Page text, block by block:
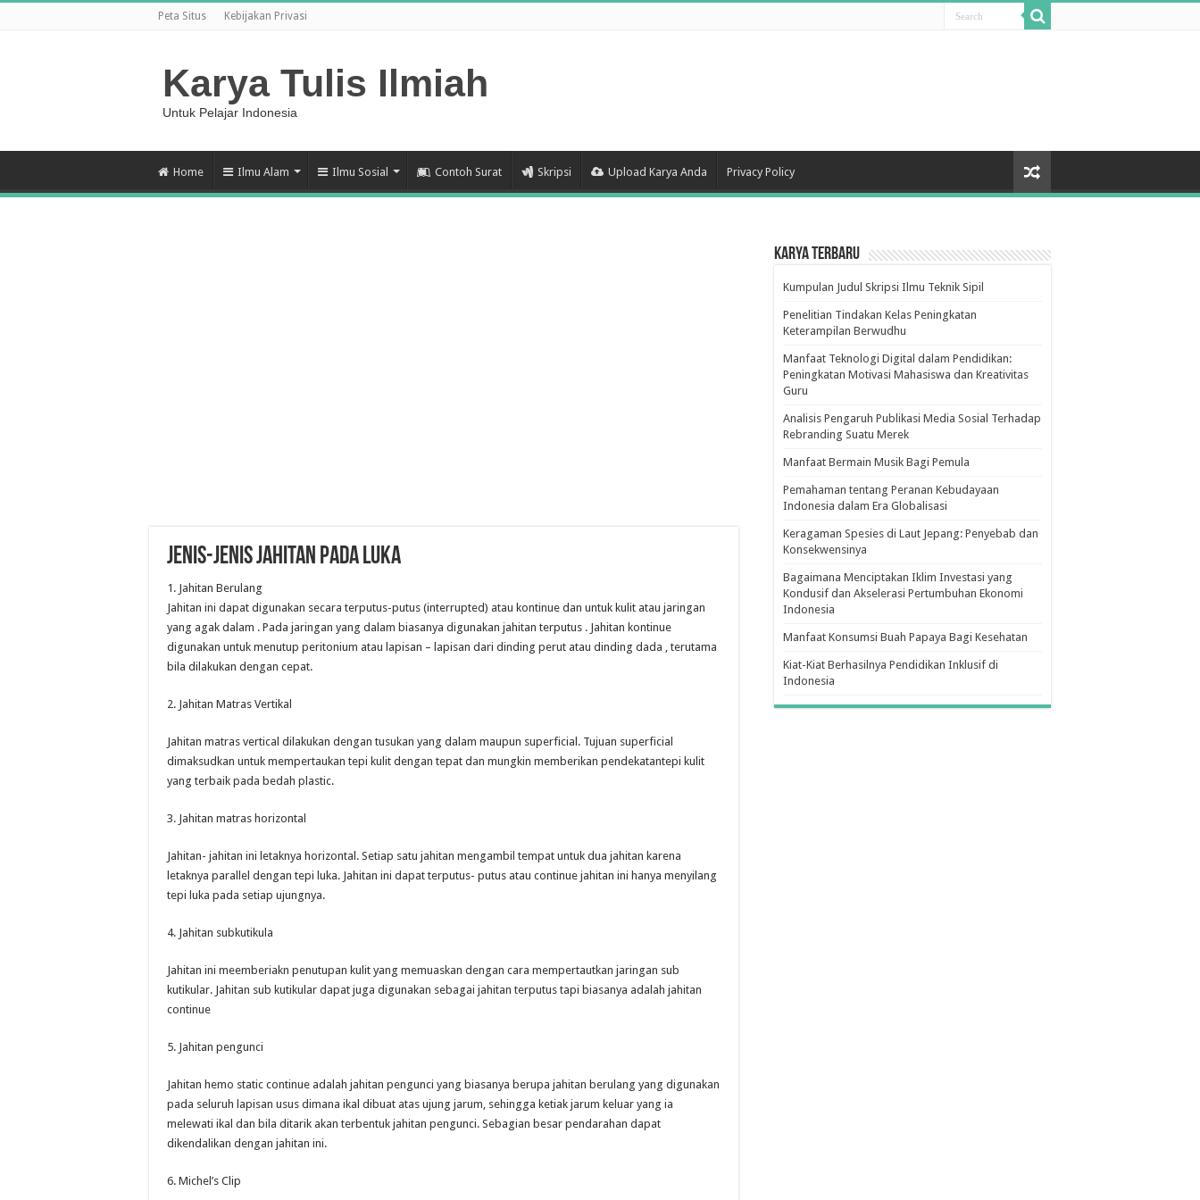
Peta Situs Kebijakan Privasi
Karya Tulis Ilmiah
Untuk Pelajar Indonesia
Home Ilmu Alam Ilmu Sosial Contoh Surat Skripsi Upload Karya Anda Privacy Policy
Jenis-Jenis Jahitan Pada Luka
1. Jahitan Berulang
Jahitan ini dapat digunakan secara terputus-putus (interrupted) atau kontinue dan untuk kulit atau jaringan
yang agak dalam . Pada jaringan yang dalam biasanya digunakan jahitan terputus . Jahitan kontinue
digunakan untuk menutup peritonium atau lapisan – lapisan dari dinding perut atau dinding dada , terutama
bila dilakukan dengan cepat.
2. Jahitan Matras Vertikal
Jahitan matras vertical dilakukan dengan tusukan yang dalam maupun superficial. Tujuan superficial
dimaksudkan untuk mempertaukan tepi kulit dengan tepat dan mungkin memberikan pendekatantepi kulit
yang terbaik pada bedah plastic.
3. Jahitan matras horizontal
Jahitan- jahitan ini letaknya horizontal. Setiap satu jahitan mengambil tempat untuk dua jahitan karena
letaknya parallel dengan tepi luka. Jahitan ini dapat terputus- putus atau continue jahitan ini hanya menyilang
tepi luka pada setiap ujungnya.
4. Jahitan subkutikula
Jahitan ini meemberiakn penutupan kulit yang memuaskan dengan cara mempertautkan jaringan sub
kutikular. Jahitan sub kutikular dapat juga digunakan sebagai jahitan terputus tapi biasanya adalah jahitan
continue
5. Jahitan pengunci
Jahitan hemo static continue adalah jahitan pengunci yang biasanya berupa jahitan berulang yang digunakan
pada seluruh lapisan usus dimana ikal dibuat atas ujung jarum, sehingga ketiak jarum keluar yang ia
melewati ikal dan bila ditarik akan terbentuk jahitan pengunci. Sebagian besar pendarahan dapat
dikendalikan dengan jahitan ini.
6. Michel’s Clip
Karya Terbaru
Kumpulan Judul Skripsi Ilmu Teknik Sipil
Penelitian Tindakan Kelas Peningkatan
Keterampilan Berwudhu
Manfaat Teknologi Digital dalam Pendidikan:
Peningkatan Motivasi Mahasiswa dan Kreativitas
Guru
Analisis Pengaruh Publikasi Media Sosial Terhadap
Rebranding Suatu Merek
Manfaat Bermain Musik Bagi Pemula
Pemahaman tentang Peranan Kebudayaan
Indonesia dalam Era Globalisasi
Keragaman Spesies di Laut Jepang: Penyebab dan
Konsekwensinya
Bagaimana Menciptakan Iklim Investasi yang
Kondusif dan Akselerasi Pertumbuhan Ekonomi
Indonesia
Manfaat Konsumsi Buah Papaya Bagi Kesehatan
Kiat-Kiat Berhasilnya Pendidikan Inklusif di
Indonesia